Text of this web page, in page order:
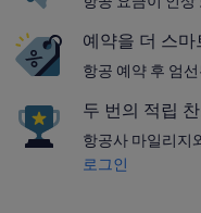
예약을 더 스마
항공 예약 후 엄
두 번의 적립
항공사 마일리지
로그인